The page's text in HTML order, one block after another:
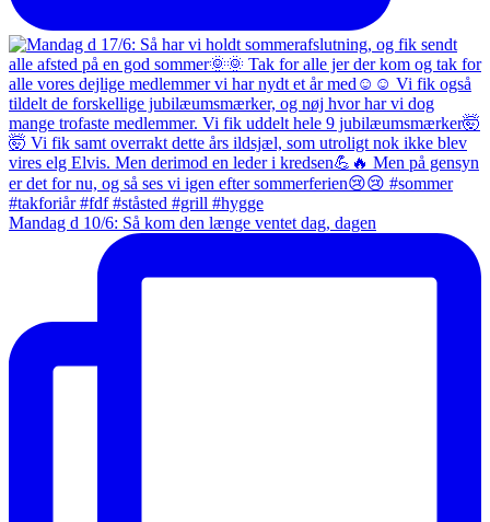
Mandag d 10/6: Så kom den længe ventet dag, dagen